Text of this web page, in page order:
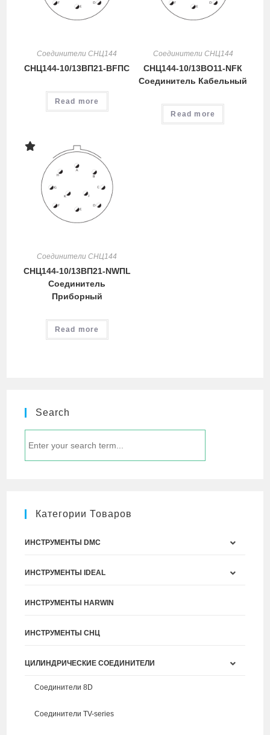
Соединители СНЦ144
СНЦ144-10/13ВП21-BFПC
Read more
Соединители СНЦ144
СНЦ144-10/13ВО11-NFК
Cоединитель Кабельный
Read more
Соединители СНЦ144
СНЦ144-10/13ВП21-NWПL
Cоединитель
Приборный
Read more
Search
Категории Товаров
ИНСТРУМЕНТЫ DMC
ИНСТРУМЕНТЫ IDEAL
ИНСТРУМЕНТЫ HARWIN
ИНСТРУМЕНТЫ СНЦ
ЦИЛИНДРИЧЕСКИЕ СОЕДИНИТЕЛИ
Соединители 8D
Соединители TV-series